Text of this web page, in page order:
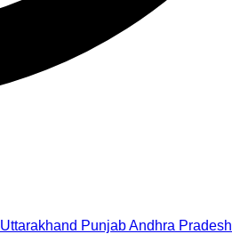
Uttarakhand PunjabAndhra Pradesh